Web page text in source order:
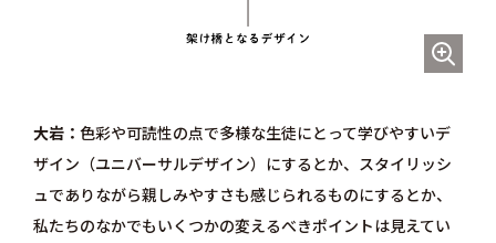
大岩
色彩や可読性の点で多様な生徒にとって学びやすいデ
ザイン（ユニバーサルデザイン）にするとか、スタイリッシ
ュでありながら親しみやすさも感じられるものにするとか、
私たちのなかでもいくつかの変えるべきポイントは見えてい